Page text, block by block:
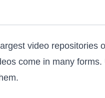
video repositories
come in many